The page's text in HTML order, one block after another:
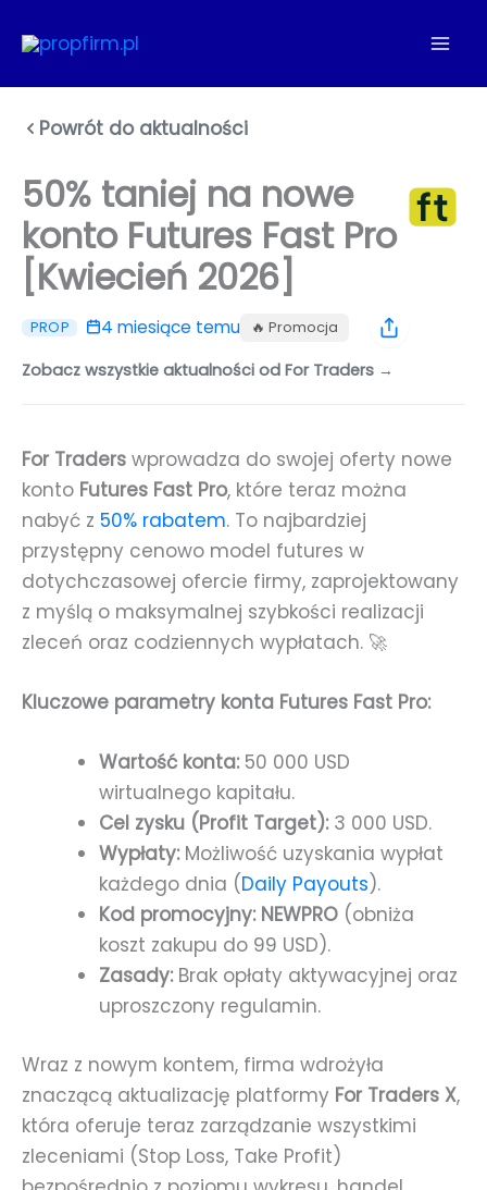
do
Powrót do aktualności
50% taniej na nowe
konto Futures Fast Pro
[Kwiecień 2026]
PROP 4 miesiące temu 🔥 Promocja
Zobacz wszystkie aktualności od For Traders →
For Traders wprowadza do swojej oferty nowe
konto Futures Fast Pro, które teraz można
nabyć z 50% rabatem. To najbardziej
przystępny cenowo model futures w
dotychczasowej ofercie firmy, zaprojektowany
z myślą o maksymalnej szybkości realizacji
zleceń oraz codziennych wypłatach. 🚀
Kluczowe parametry konta Futures Fast Pro:
Wartość konta:50 000 USD
wirtualnego kapitału.
Cel zysku (Profit Target):3 000 USD.
Wypłaty:Możliwość uzyskania wypłat
każdego dnia (Daily Payouts).
Kod promocyjny: NEWPRO (obniża
koszt zakupu do 99 USD).
Zasady:Brak opłaty aktywacyjnej oraz
uproszczony regulamin.
Wraz z nowym kontem, firma wdrożyła
znaczącą aktualizację platformy For Traders X,
która oferuje teraz zarządzanie wszystkimi
zleceniami (Stop Loss, Take Profit)